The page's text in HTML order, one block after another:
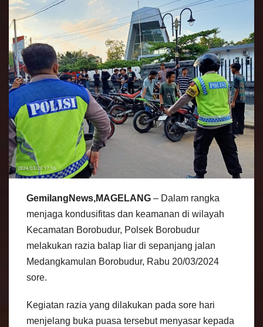
GemilangNews,MAGELANG – Dalam rangka
menjaga kondusifitas dan keamanan di wilayah
Kecamatan Borobudur, Polsek Borobudur
melakukan razia balap liar di sepanjang jalan
Medangkamulan Borobudur, Rabu 20/03/2024
sore.
Kegiatan razia yang dilakukan pada sore hari
menjelang buka puasa tersebut menyasar kepada